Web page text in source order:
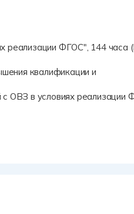
реализации ФГОС", 144
квалификации и
с ОВЗ в условиях реализации